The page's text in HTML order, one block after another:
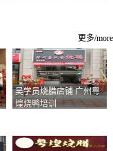
更多/more
吴学员烧腊店铺 广州粤
煌烧鸭培训